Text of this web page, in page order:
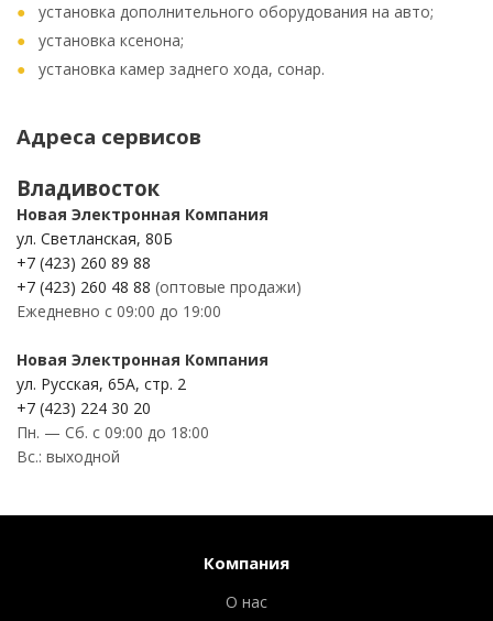
установка дополнительного оборудования на авто;
установка ксенона;
установка камер заднего хода, сонар.
Адреса сервисов
Владивосток
Новая Электронная Компания
ул. Светланская, 80Б
+7 (423) 260 89 88
+7 (423) 260 48 88 (оптовые продажи)
Ежедневно с 09:00 до 19:00
Новая Электронная Компания
ул. Русская, 65А, стр. 2
+7 (423) 224 30 20
Пн. — Сб. с 09:00 до 18:00
Вс.: выходной
Компания
О нас